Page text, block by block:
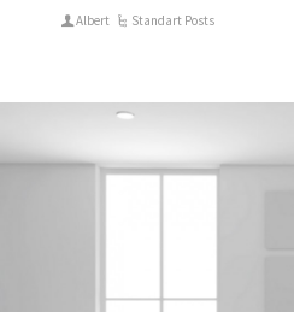
Albert Standart Posts